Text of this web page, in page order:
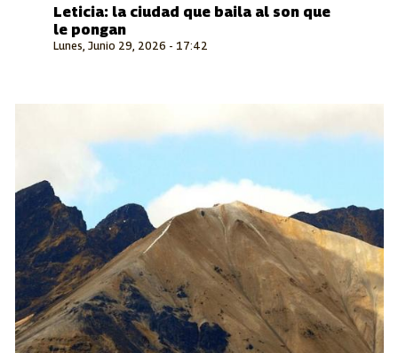
Lunes, Junio 29, 2026 - 17:42
Leticia: la ciudad que baila al son que
le pongan